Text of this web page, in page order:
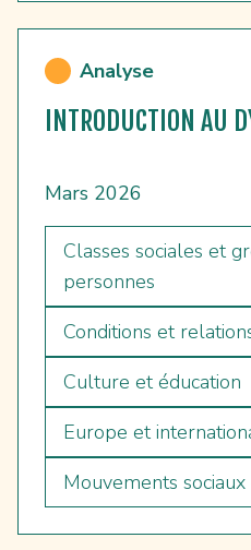
Analyse
INTRODUCTION AU
Mars 2026
Classes sociales et
personnes
Conditions et
Culture et éducation
Europe et
Mouvements